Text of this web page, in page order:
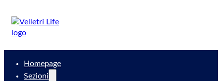
Homepage
Sezioni